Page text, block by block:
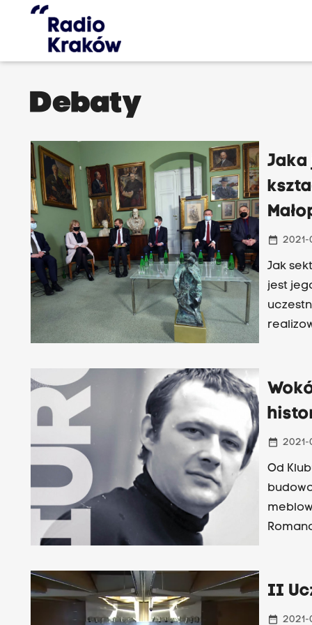
Debaty
Jaka
date_range 2021-
Jak
jest
date_range 2021-
Od
II
date_range 2021-